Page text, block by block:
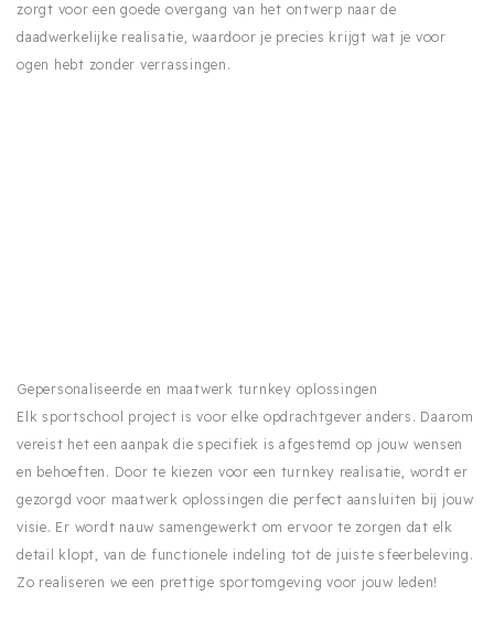
zorgt voor een goede overgang van het ontwerp naar de
daadwerkelijke realisatie, waardoor je precies krijgt wat je voor
ogen hebt zonder verrassingen.
Gepersonaliseerde en maatwerk turnkey oplossingen
Elk sportschool project is voor elke opdrachtgever anders. Daarom
vereist het een aanpak die specifiek is afgestemd op jouw wensen
en behoeften. Door te kiezen voor een turnkey realisatie, wordt er
gezorgd voor maatwerk oplossingen die perfect aansluiten bij jouw
visie. Er wordt nauw samengewerkt om ervoor te zorgen dat elk
detail klopt, van de functionele indeling tot de juiste sfeerbeleving.
Zo realiseren we een prettige sportomgeving voor jouw leden!